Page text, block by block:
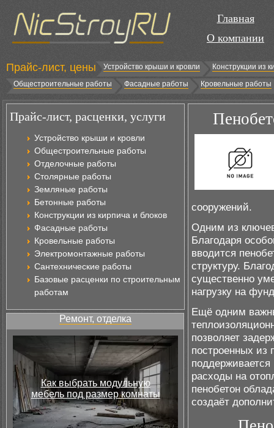
Главная
О компании
Прайс-лист, цены Устройство крыши и кровли
Конструкции из
Общестроительные работы
Фасадные работы Кровельные работы
Прайс-лист, расценки, услуги
Устройство крыши и кровли
Общестроительные работы
Отделочные работы
Столярные работы
Земляные работы
Бетонные работы
Конструкции из кирпича и блоков
Фасадные работы
Кровельные работы
Электромонтажные работы
Сантехнические работы
Базовые расценки по строительным
работам
Ремонт, отделка
Как выбрать модульную
мебель под размер комнаты
сооружений.
Одним из
Благодаря
вводится
структуру.
существенно
нагрузку на
Ещё одним
позволяет
построенных из
расходы на
пенобетон
создаёт